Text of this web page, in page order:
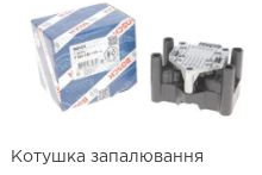
Котушка запалювання